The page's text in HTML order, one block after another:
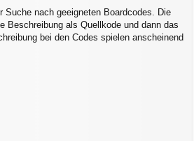
Suche nach geeigneten Boardcodes. Die
Beschreibung als Quellkode und dann das
bei den Codes spielen anscheinend